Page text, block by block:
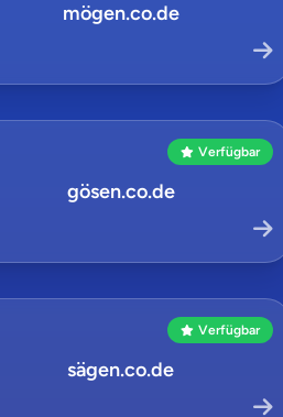
mögen.co.de
Verfügbar
gösen.co.de
Verfügbar
sägen.co.de